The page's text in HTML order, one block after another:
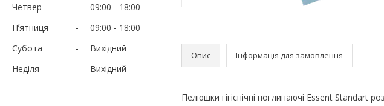
Четвер
09:00
18:00
Пʼятниця
09:00
18:00
Субота
Вихідний
Неділя
Вихідний
Опис Інформація для замовлення
Пелюшки гігієнічні поглинаючі Essent Standart